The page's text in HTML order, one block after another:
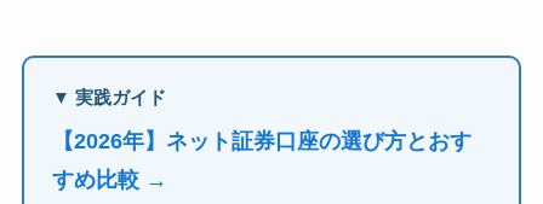
▼ 実践ガイド
【2026年】ネット証券口座の選び方とおす
すめ比較 →